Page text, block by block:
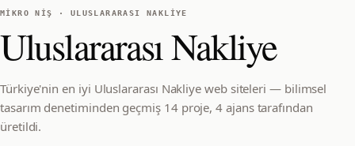
MIKRO NIŞ · ULUSLARARASI NAKLIYE
Uluslararası Nakliye
Türkiye'nin en iyi Uluslararası Nakliye web siteleri — bilimsel
tasarım denetiminden geçmiş 14 proje, 4 ajans tarafından
üretildi.